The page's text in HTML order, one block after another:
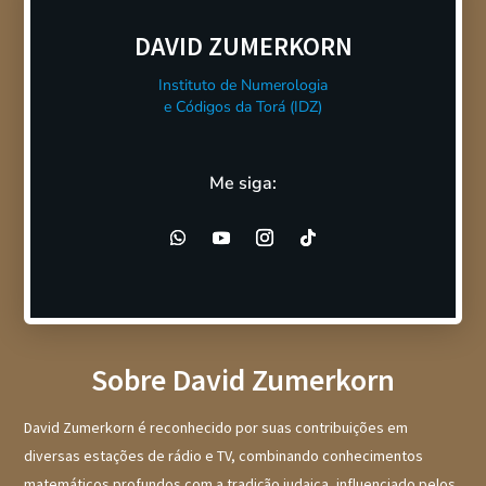
DAVID ZUMERKORN
Instituto de Numerologia
e Códigos da Torá (IDZ)
Me siga:
Sobre David Zumerkorn
David Zumerkorn é reconhecido por suas contribuições em
diversas estações de rádio e TV, combinando conhecimentos